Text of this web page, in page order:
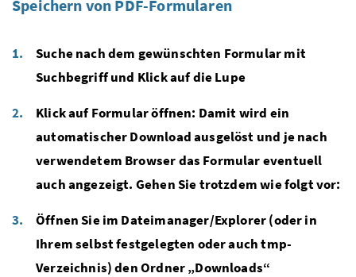
Speichern von PDF-Formularen
Suche nach dem gewünschten Formular mit
Suchbegriff und Klick auf die Lupe
Klick auf Formular öffnen: Damit wird ein
automatischer Download ausgelöst und je nach
verwendetem Browser das Formular eventuell
auch angezeigt. Gehen Sie trotzdem wie folgt vor:
Öffnen Sie im Dateimanager/Explorer (oder in
Ihrem selbst festgelegten oder auch tmp-
Verzeichnis) den Ordner „Downloads“